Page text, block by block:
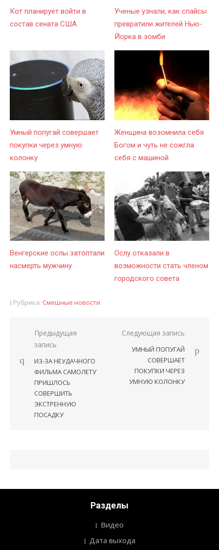
Кот планирует войти в
состав сената США
Ученые узнали, как спайсы
превратили жителей Нью-
Йорка в зомби
Умный попугай совершает
покупки через умную
колонку
Женщина возомнила себя
Богом и чуть не сожгла
себя с машиной
Венгерские ослы затоптали
насмерть мужчину
Ослу отказали в
возможности стать членом
городского совета
Рубрика: Смешные новости
Навигация
по
записям
Предыдущая
запись
ИЗ-ЗА НЕУДАЧНОГО
ФИЛЬМА САМОЛЕТУ
ПРИШЛОСЬ
СОВЕРШИТЬ
ЭКСТРЕННУЮ
ПОСАДКУ
Следующая запись
УМНЫЙ ПОПУГАЙ
СОВЕРШАЕТ
ПОКУПКИ ЧЕРЕЗ
УМНУЮ КОЛОНКУ
Разделы
Видео
Дата выхода